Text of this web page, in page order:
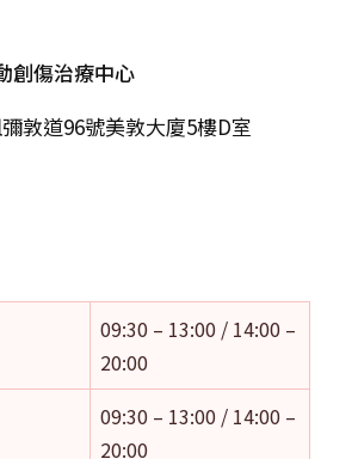
創傷治療中心
敦道96號美敦大廈5樓D室
09:30 – 13:00 / 14:00 –
20:00
09:30 – 13:00 / 14:00 –
20:00